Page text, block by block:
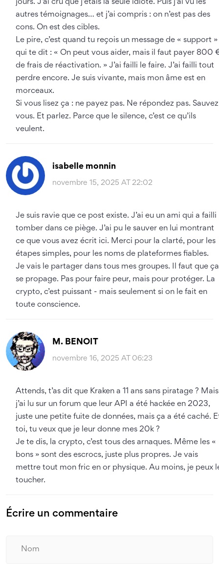
jours. J’ai cru que j’étais la seule idiote. Puis j’ai vu les
autres témoignages… et j’ai compris : on n’est pas des
cons. On est des cibles.
Le pire, c’est quand tu reçois un message de « support »
qui te dit : « On peut vous aider, mais il faut payer 800
de frais de réactivation. » J’ai failli le faire. J’ai failli tout
perdre encore. Je suis vivante, mais mon âme est en
morceaux.
Si vous lisez ça : ne payez pas. Ne répondez pas.
vous. Et parlez. Parce que le silence, c’est ce qu’ils
veulent.
isabelle monnin
novembre 15, 2025 AT 22:02
Je suis ravie que ce post existe. J’ai eu un ami qui a failli
tomber dans ce piège. J’ai pu le sauver en lui montrant
ce que vous avez écrit ici. Merci pour la clarté, pour les
étapes simples, pour les noms de plateformes fiables.
Je vais le partager dans tous mes groupes. Il faut que ça
se propage. Pas pour faire peur, mais pour protéger. La
crypto, c’est puissant - mais seulement si on le fait en
toute conscience.
M. BENOIT
novembre 16, 2025 AT 06:23
Attends, t’as dit que Kraken a 11 ans sans piratage ? Mais
j’ai lu sur un forum que leur API a été hackée en 2023,
juste une petite fuite de données, mais ça a été caché.
toi, tu veux que je leur donne mes 20k ?
Je te dis, la crypto, c’est tous des arnaques. Même les «
bons » sont des escrocs, juste plus propres. Je vais
mettre tout mon fric en or physique. Au moins, je peux
toucher.
Écrire un commentaire